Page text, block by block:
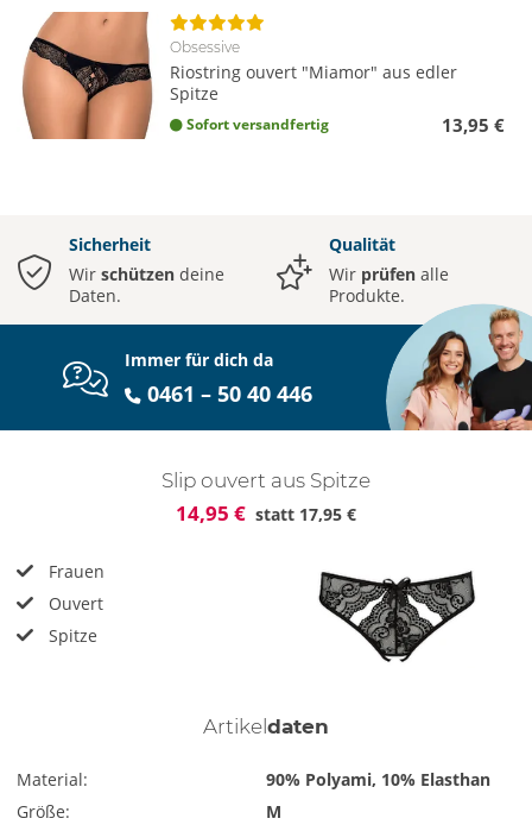
Obsessive
Riostring ouvert "Miamor" aus edler
Spitze
Sofort versandfertig 13,95 €
Sicherheit
Wir schützen deine
Daten.
Qualität
Wir prüfen alle
Produkte.
Immer für dich da
0461 – 50 40 446
Slip ouvert aus Spitze
14,95 € statt 17,95 €
Frauen
Ouvert
Spitze
Artikel daten
Material:
90% Polyami, 10% Elasthan
Größe:
M